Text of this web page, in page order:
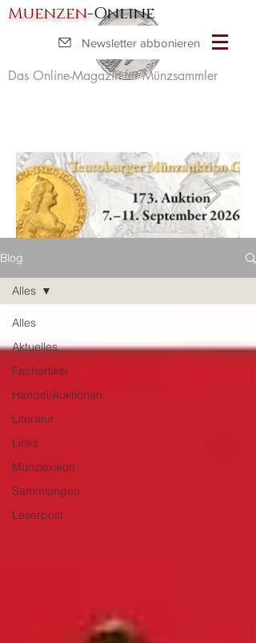
Muenzen-Online
Das Online-Magazin für Münzsammler
Newsletter abbonieren
Blog
Alles
Aktuelles
Fachartikel
Handel/Auktionen
Literatur
Links
Münzlexikon
Sammlungen
Leserpost
Alles